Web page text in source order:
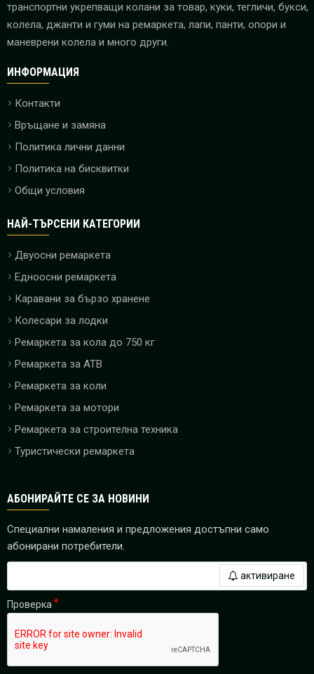
транспортни укрепващи колани за товар, куки, тегличи, букси,
колела, джанти и гуми на ремаркета, лапи, панти, опори и
маневрени колела и много други.
ИНФОРМАЦИЯ
Контакти
Връщане и замяна
Политика лични данни
Политика на бисквитки
Общи условия
НАЙ-ТЪРСЕНИ КАТЕГОРИИ
Двуосни ремаркета
Едноосни ремаркета
Каравани за бързо хранене
Колесари за лодки
Ремаркета за кола до 750 кг
Ремаркета за ATB
Ремаркета за коли
Ремаркета за мотори
Ремаркета за строителна техника
Туристически ремаркета
АБОНИРАЙТЕ СЕ ЗА НОВИНИ
Специални намаления и предложения достъпни само
абонирани потребители.
активиране
Проверка